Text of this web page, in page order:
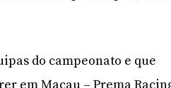
do campeonato e que
em Macau – Prema